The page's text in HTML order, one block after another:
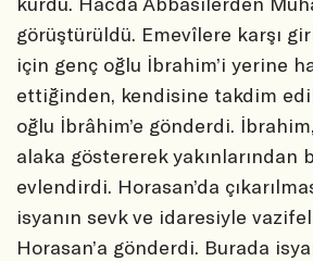
görüştürüldü. Emevîlere karşı
için genç oğlu İbrahim’i yerine
ettiğinden, kendisine takdim
oğlu İbrâhim’e gönderdi.
alaka göstererek yakınlarından
evlendirdi. Horasan’da
isyanın sevk ve idaresiyle
Horasan’a gönderdi. Burada